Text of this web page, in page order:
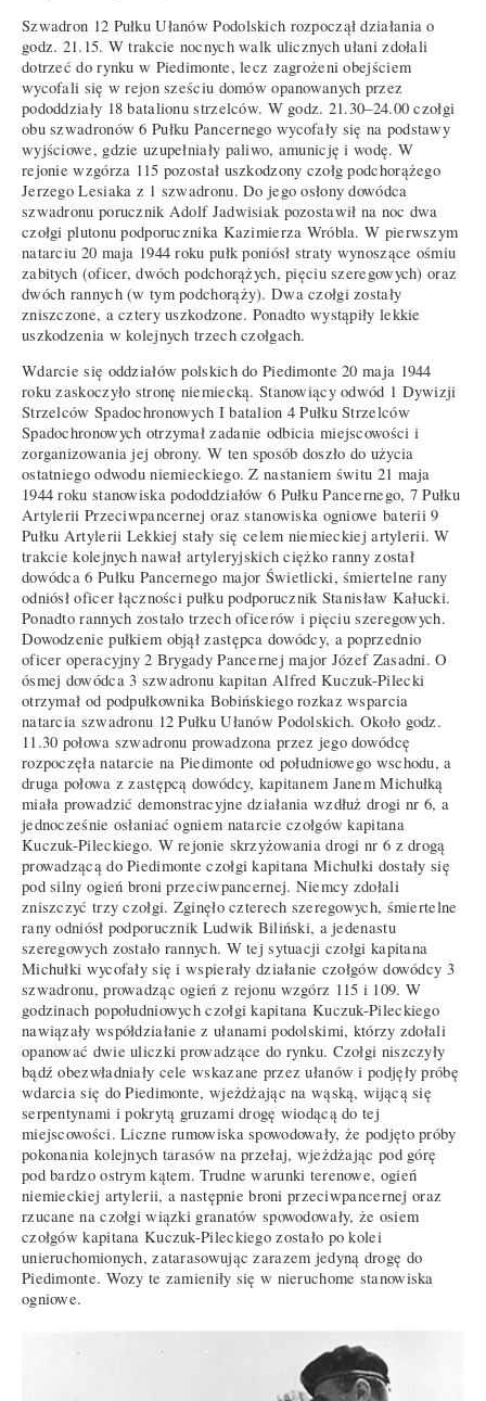
Szwadron 12 Pułku Ułanów Podolskich rozpoczął działania o
godz. 21.15. W trakcie nocnych walk ulicznych ułani zdołali
dotrzeć do rynku w Piedimonte, lecz zagrożeni obejściem
wycofali się w rejon sześciu domów opanowanych przez
pododdziały 18 batalionu strzelców. W godz. 21.30–24.00 czołgi
obu szwadronów 6 Pułku Pancernego wycofały się na podstawy
wyjściowe, gdzie uzupełniały paliwo, amunicję i wodę. W
rejonie wzgórza 115 pozostał uszkodzony czołg podchorążego
Jerzego Lesiaka z 1 szwadronu. Do jego osłony dowódca
szwadronu porucznik Adolf Jadwisiak pozostawił na noc dwa
czołgi plutonu podporucznika Kazimierza Wróbla. W pierwszym
natarciu 20 maja 1944 roku pułk poniósł straty wynoszące ośmiu
zabitych (oficer, dwóch podchorążych, pięciu szeregowych) oraz
dwóch rannych (w tym podchorąży). Dwa czołgi zostały
zniszczone, a cztery uszkodzone. Ponadto wystąpiły lekkie
uszkodzenia w kolejnych trzech czołgach.
Wdarcie się oddziałów polskich do Piedimonte 20 maja 1944
roku zaskoczyło stronę niemiecką. Stanowiący odwód 1 Dywizji
Strzelców Spadochronowych I batalion 4 Pułku Strzelców
Spadochronowych otrzymał zadanie odbicia miejscowości i
zorganizowania jej obrony. W ten sposób doszło do użycia
ostatniego odwodu niemieckiego. Z nastaniem świtu 21 maja
1944 roku stanowiska pododdziałów 6 Pułku Pancernego, 7 Pułku
Artylerii Przeciwpancernej oraz stanowiska ogniowe baterii 9
Pułku Artylerii Lekkiej stały się celem niemieckiej artylerii. W
trakcie kolejnych nawał artyleryjskich ciężko ranny został
dowódca 6 Pułku Pancernego major Świetlicki, śmiertelne rany
odniósł oficer łączności pułku podporucznik Stanisław Kałucki.
Ponadto rannych zostało trzech oficerów i pięciu szeregowych.
Dowodzenie pułkiem objął zastępca dowódcy, a poprzednio
oficer operacyjny 2 Brygady Pancernej major Józef Zasadni. O
ósmej dowódca 3 szwadronu kapitan Alfred Kuczuk-Pilecki
otrzymał od podpułkownika Bobińskiego rozkaz wsparcia
natarcia szwadronu 12 Pułku Ułanów Podolskich. Około godz.
11.30 połowa szwadronu prowadzona przez jego dowódcę
rozpoczęła natarcie na Piedimonte od południowego wschodu, a
druga połowa z zastępcą dowódcy, kapitanem Janem Michułką
miała prowadzić demonstracyjne działania wzdłuż drogi nr 6, a
jednocześnie osłaniać ogniem natarcie czołgów kapitana
Kuczuk-Pileckiego. W rejonie skrzyżowania drogi nr 6 z drogą
prowadzącą do Piedimonte czołgi kapitana Michułki dostały się
pod silny ogień broni przeciwpancernej. Niemcy zdołali
zniszczyć trzy czołgi. Zginęło czterech szeregowych, śmiertelne
rany odniósł podporucznik Ludwik Biliński, a jedenastu
szeregowych zostało rannych. W tej sytuacji czołgi kapitana
Michułki wycofały się i wspierały działanie czołgów dowódcy 3
szwadronu, prowadząc ogień z rejonu wzgórz 115 i 109. W
godzinach popołudniowych czołgi kapitana Kuczuk-Pileckiego
nawiązały współdziałanie z ułanami podolskimi, którzy zdołali
opanować dwie uliczki prowadzące do rynku. Czołgi niszczyły
bądź obezwładniały cele wskazane przez ułanów i podjęły próbę
wdarcia się do Piedimonte, wjeżdżając na wąską, wijącą się
serpentynami i pokrytą gruzami drogę wiodącą do tej
miejscowości. Liczne rumowiska spowodowały, że podjęto próby
pokonania kolejnych tarasów na przełaj, wjeżdżając pod górę
pod bardzo ostrym kątem. Trudne warunki terenowe, ogień
niemieckiej artylerii, a następnie broni przeciwpancernej oraz
rzucane na czołgi wiązki granatów spowodowały, że osiem
czołgów kapitana Kuczuk-Pileckiego zostało po kolei
unieruchomionych, zatarasowując zarazem jedyną drogę do
Piedimonte. Wozy te zamieniły się w nieruchome stanowiska
ogniowe.